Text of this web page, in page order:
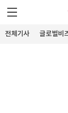
전체기사 글로벌비